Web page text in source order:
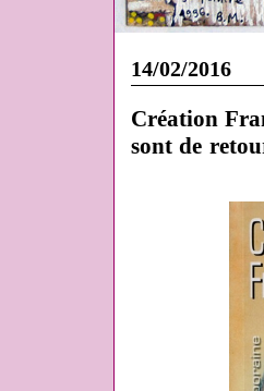
14/02/2016
Création
sont de